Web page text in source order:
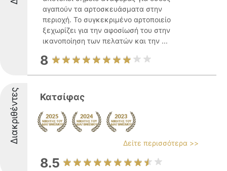
αγαπούν τα αρτοσκευάσματα στην
περιοχή. To συγκεκριμένο αρτοποιείο
ξεχωρίζει για την αφοσίωσή του στην
ικανοποίηση των πελατών και την ...
8
Διακριθέντες Κατσίφας
Δείτε περισσότερα >>
8.5